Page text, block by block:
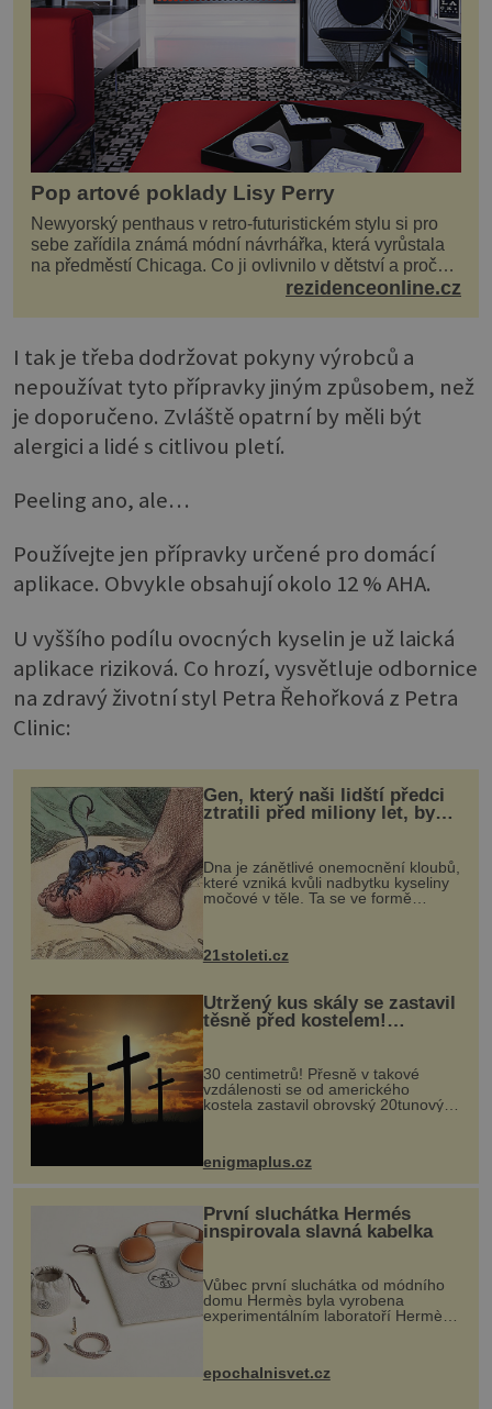
Pop artové poklady Lisy Perry
Newyorský penthaus v retro-futuristickém stylu si pro
sebe zařídila známá módní návrhářka, která vyrůstala
na předměstí Chicaga. Co ji ovlivnilo v dětství a proč
vypadá její domov právě takto? Interié...rezidenceonline.cz
I tak je třeba dodržovat pokyny výrobců a
nepoužívat tyto přípravky jiným způsobem, než
je doporučeno. Zvláště opatrní by měli být
alergici a lidé s citlivou pletí.
Peeling ano, ale…
Používejte jen přípravky určené pro domácí
aplikace. Obvykle obsahují okolo 12 % AHA.
U vyššího podílu ovocných kyselin je už laická
aplikace riziková. Co hrozí, vysvětluje odbornice
na zdravý životní styl Petra Řehořková z Petra
Clinic:
Gen, který naši lidští předci
ztratili před miliony let, by
mohl pomoci s léčbou
„nemoci králů“
Dna je zánětlivé onemocnění kloubů,
které vzniká kvůli nadbytku kyseliny
močové v těle. Ta se ve formě
nohou, a způsobuje bole...
21stoleti.cz
Utržený kus skály se zastavil
těsně před kostelem!
Ochránila ho boží síla?
30 centimetrů! Přesně v takové
vzdálenosti se od amerického
kostela zastavil obrovský 20tunový
...
enigmaplus.cz
První sluchátka Hermés
inspirovala slavná kabelka
Vůbec první sluchátka od módního
domu Hermès byla vyrobena
experimentálním laboratoří Hermès
kovový...
epochalnisvet.cz